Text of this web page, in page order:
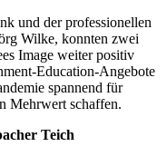
und der professionellen
Wilke, konnten zwei
Image weiter positiv
Education-Angebote
spannend für
Mehrwert schaffen.
Teich